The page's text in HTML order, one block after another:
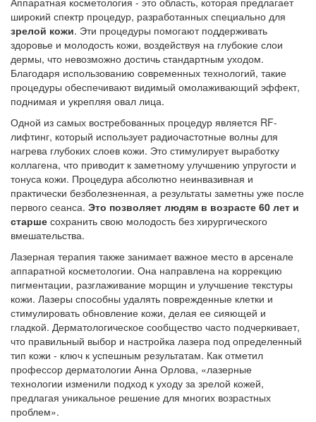
широкий спектр процедур, разработанных специально для
зрелой кожи. Эти процедуры помогают поддерживать
здоровье и молодость кожи, воздействуя на глубокие слои
дермы, что невозможно достичь стандартным уходом.
Благодаря использованию современных технологий, такие
процедуры обеспечивают видимый омолаживающий эффект,
поднимая и укрепляя овал лица.
Одной из самых востребованных процедур является RF-
лифтинг, который использует радиочастотные волны для
нагрева глубоких слоев кожи. Это стимулирует выработку
коллагена, что приводит к заметному улучшению упругости и
тонуса кожи. Процедура абсолютно неинвазивная и
практически безболезненная, а результаты заметны уже после
первого сеанса. Это позволяет людям в возрасте 60 лет и
старше сохранить свою молодость без хирургического
вмешательства.
Лазерная терапия также занимает важное место в арсенале
аппаратной косметологии. Она направлена на коррекцию
пигментации, разглаживание морщин и улучшение текстуры
кожи. Лазеры способны удалять поврежденные клетки и
стимулировать обновление кожи, делая ее сияющей и
гладкой. Дерматологическое сообщество часто подчеркивает,
что правильный выбор и настройка лазера под определенный
тип кожи - ключ к успешным результатам. Как отметил
профессор дерматологии Анна Орлова, «лазерные
технологии изменили подход к уходу за зрелой кожей,
предлагая уникальное решение для многих возрастных
проблем».